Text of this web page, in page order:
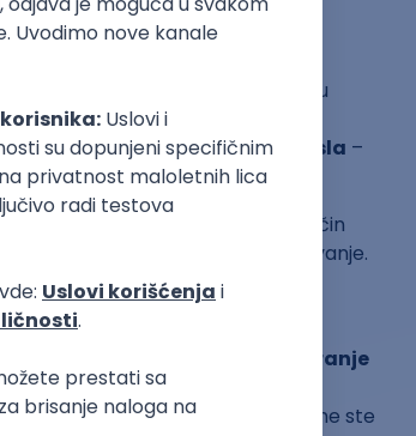
kurseva i razmatranje
. Pojedinac može da učestvuje u
po složenosti i odgovornosti.
obim i složenost posla –
putem interneta i da na taj način
i stalno učenje i usavršavanje.
svoj obrazovni i radni vek.
nova znanja i primenjuje
voli programiranje, dizajniranje
projekata
kada se pokrene softver na kome ste